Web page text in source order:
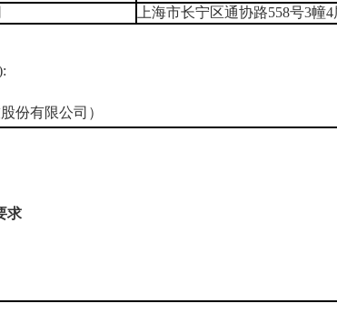
上海市长宁区通协路558号3幢4
有限公司）
求